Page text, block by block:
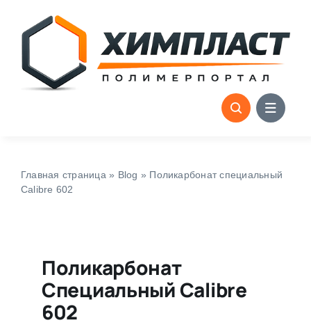
content
Главная страница » Blog » Поликарбонат cпециальный
Calibre 602
Поликарбонат
Cпециальный Calibre
602